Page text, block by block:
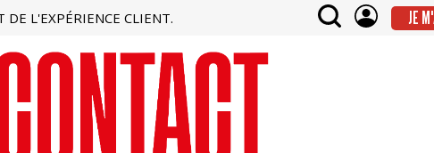
L'EXPÉRIENCE CLIENT. JE